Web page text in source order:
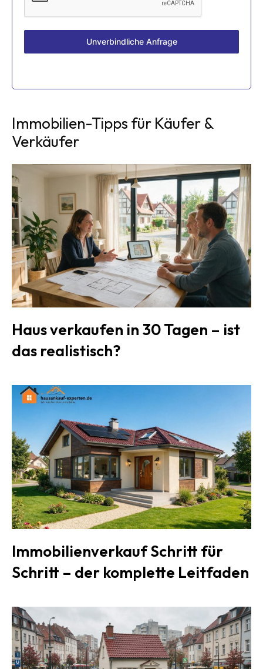
Unverbindliche Anfrage
Immobilien-Tipps für Käufer &
Verkäufer
Haus verkaufen in 30 Tagen – ist
das realistisch?
Immobilienverkauf Schritt für
Schritt – der komplette Leitfaden